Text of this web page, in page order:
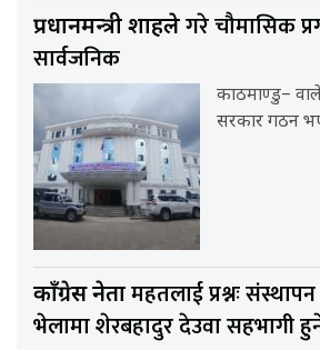
प्रधानमन्त्री शाहलेगरे चौमासिक
सार्वजनिक
काठमाण्डु–
सरकार गठन
काँग्रेस नेतामहतलाई प्रश्नः संस्थापन
भेलामा शेरबहादुर देउवा सहभागी